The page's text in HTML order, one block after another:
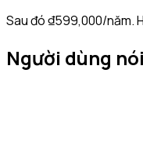
Sau đó₫599,000/năm.
Người dùng